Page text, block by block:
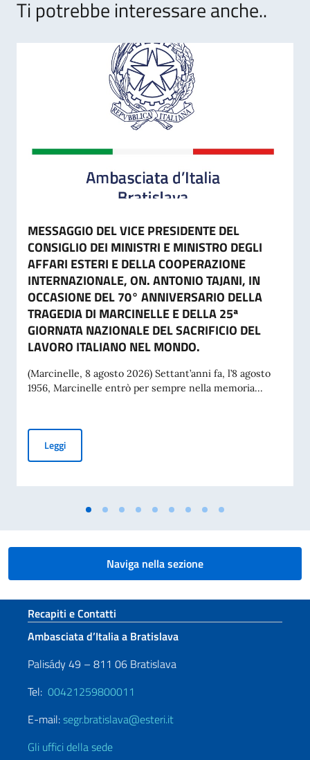
Ti potrebbe interessare anche..
MESSAGGIO DEL VICE PRESIDENTE DEL
CONSIGLIO DEI MINISTRI E MINISTRO DEGLI
AFFARI ESTERI E DELLA COOPERAZIONE
INTERNAZIONALE, ON. ANTONIO TAJANI, IN
OCCASIONE DEL 70° ANNIVERSARIO DELLA
TRAGEDIA DI MARCINELLE E DELLA 25ª
GIORNATA NAZIONALE DEL SACRIFICIO DEL
LAVORO ITALIANO NEL MONDO.
(Marcinelle, 8 agosto 2026) Settant’anni fa, l’8 agosto
1956, Marcinelle entrò per sempre nella memoria...
LeggiMESSAGGIO DEL VICE PRESIDENTE DEL CONSIGLIO DEI
Naviga nella sezione
Sezione footer
Recapiti e Contatti
Ambasciata d’Italia a Bratislava
Palisády 49 – 811 06 Bratislava
Tel: 00421259800011
E-mail:segr.bratislava@esteri.it
Gli uffici della sede